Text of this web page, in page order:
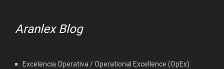
Aranlex Blog
Excelencia Operativa / Operational Excellence (OpEx)